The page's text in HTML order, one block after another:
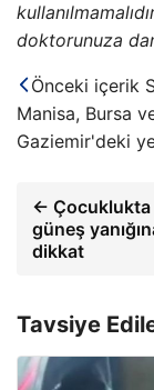
doktorunuza
Önceki içerik
Manisa, Bursa
Gaziemir'deki
← Çocuklukta
güneş
dikkat
Tavsiye